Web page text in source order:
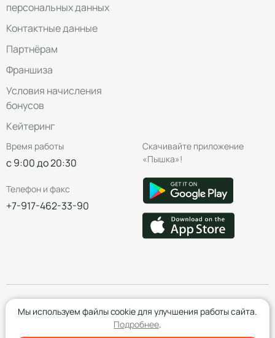
персональных данных
Контактные данные
Партнёрам
Франшиза
Условия начисления
бонусов
Кейтеринг
Время работы
с 9:00 до 20:30
Телефон и факс
+7-917-462-33-90
Скачивайте приложение
«Пышка»!
Мы используем файлы cookie для улучшения работы сайта.
Подробнее.